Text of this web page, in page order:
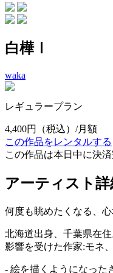
白樺Ⅰ
waka
レギュラープラン
4,400円
（税込）/月額
この作品をレンタルする
この作品は本日中に決済
アーティスト詳
何度も眺めたくなる、
北海道出身、千葉県在
影響を受けた作家:モネ
- 絵を描くようになった